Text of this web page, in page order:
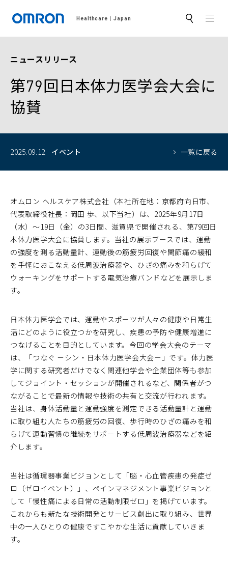
Healthcare Japan サ
ト
ニュースリリース
第79回日本体力医学会大会に
協賛
2025.09.12 イベント 一覧に戻る
オムロン ヘルスケア株式会社（本社所在地：京都府向日市、
代表取締役社長：岡田 歩、以下当社）は、2025年9月17日
（水）～19日（金）の3日間、滋賀県で開催される、第79回日
本体力医学大会に協賛します。当社の展示ブースでは、運動
の強度を測る活動量計、運動後の筋疲労回復や関節痛の緩和
を手軽におこなえる低周波治療器や、ひざの痛みを和らげて
ウォーキングをサポートする電気治療バンドなどを展示しま
す。
日本体力医学会では、運動やスポーツが人々の健康や日常生
活にどのように役立つかを研究し、疾患の予防や健康増進に
つなげることを目的としています。今回の学会大会のテーマ
は、「つなぐ －シン・日本体力医学会大会－」です。体力医
学に関する研究者だけでなく関連他学会や企業団体等も参加
してジョイント・セッションが開催されるなど、関係者がつ
ながることで最新の情報や技術の共有と交流が行われます。
当社は、身体活動量と運動強度を測定できる活動量計と運動
に取り組む人たちの筋疲労の回復、歩行時のひざの痛みを和
らげて運動習慣の継続をサポートする低周波治療器などを紹
介します。
当社は循環器事業ビジョンとして「脳・心血管疾患の発症ゼ
ロ（ゼロイベント）」、ペインマネジメント事業ビジョンと
して「慢性痛による日常の活動制限ゼロ」を掲げています。
これからも新たな技術開発とサービス創出に取り組み、世界
中の一人ひとりの健康ですこやかな生活に貢献していきま
す。